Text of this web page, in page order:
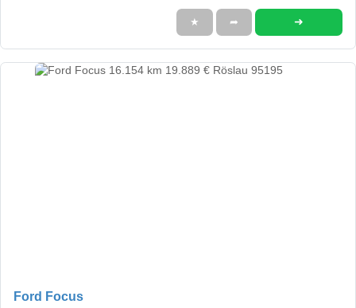
★ ➦ ➜
Ford Focus